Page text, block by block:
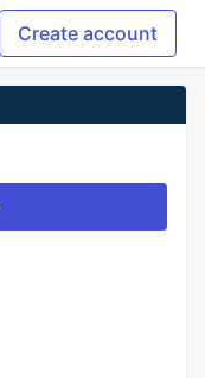
Create account